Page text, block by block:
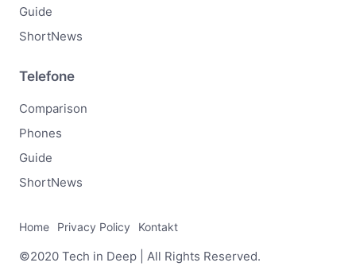
Guide
ShortNews
Telefone
Comparison
Phones
Guide
ShortNews
Home Privacy Policy Kontakt
©2020 Tech in Deep | All Rights Reserved.